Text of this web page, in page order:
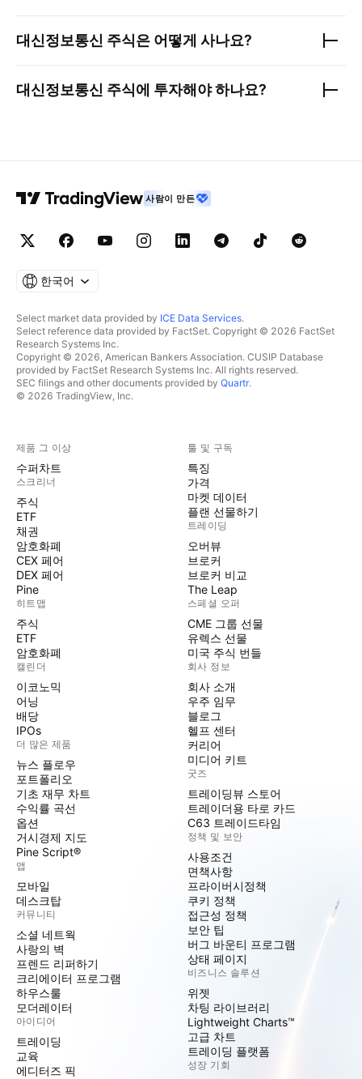
대신정보통신 주식은 어떻게 사나요?
대신정보통신 주식에 투자해야 하나요?
사람이 만든
한국어
Select market data provided by ICE Data Services.
Select reference data provided by FactSet. Copyright © 2026 FactSet
Research Systems Inc.
Copyright © 2026, American Bankers Association. CUSIP Database
provided by FactSet Research Systems Inc. All rights reserved.
SEC filings and other documents provided by Quartr.
© 2026 TradingView, Inc.
제품 그 이상
수퍼차트
스크리너
주식
ETF
채권
암호화폐
CEX 페어
DEX 페어
Pine
히트맵
주식
ETF
암호화폐
캘린더
이코노믹
어닝
배당
IPOs
더 많은 제품
뉴스 플로우
포트폴리오
기초 재무 차트
수익률 곡선
옵션
거시경제 지도
Pine Script®
앱
모바일
데스크탑
커뮤니티
소셜 네트웍
사랑의 벽
프렌드 리퍼하기
크리에이터 프로그램
하우스룰
모더레이터
아이디어
트레이딩
교육
에디터즈 픽
툴 및 구독
특징
가격
마켓 데이터
플랜 선물하기
트레이딩
오버뷰
브로커
브로커 비교
The Leap
스페셜 오퍼
CME 그룹 선물
유렉스 선물
미국 주식 번들
회사 정보
회사 소개
우주 임무
블로그
헬프 센터
커리어
미디어 키트
굿즈
트레이딩뷰 스토어
트레이더용 타로 카드
C63 트레이드타임
정책 및 보안
사용조건
면책사항
프라이버시정책
쿠키 정책
접근성 정책
보안 팁
버그 바운티 프로그램
상태 페이지
비즈니스 솔루션
위젯
차팅 라이브러리
Lightweight Charts™
고급 차트
트레이딩 플랫폼
성장 기회